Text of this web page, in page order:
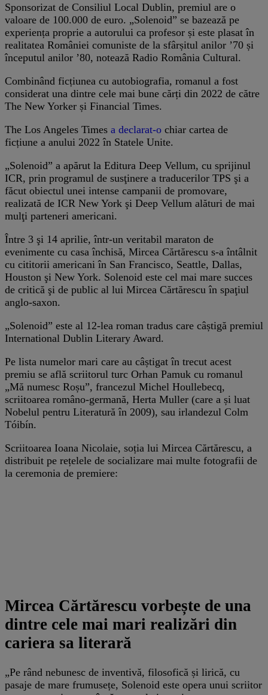
Sponsorizat de Consiliul Local Dublin, premiul are o
valoare de 100.000 de euro. „Solenoid” se bazează pe
experiența proprie a autorului ca profesor și este plasat în
realitatea României comuniste de la sfârșitul anilor ’70 și
începutul anilor ’80, notează Radio România Cultural.
Combinând ficțiunea cu autobiografia, romanul a fost
considerat una dintre cele mai bune cărți din 2022 de către
The New Yorker și Financial Times.
The Los Angeles Times a declarat-o chiar cartea de
ficțiune a anului 2022 în Statele Unite.
„Solenoid” a apărut la Editura Deep Vellum, cu sprijinul
ICR, prin programul de susţinere a traducerilor TPS şi a
făcut obiectul unei intense campanii de promovare,
realizată de ICR New York şi Deep Vellum alături de mai
mulţi parteneri americani.
Între 3 şi 14 aprilie, într-un veritabil maraton de
evenimente cu casa închisă, Mircea Cărtărescu s-a întâlnit
cu cititorii americani în San Francisco, Seattle, Dallas,
Houston şi New York. Solenoid este cel mai mare succes
de critică şi de public al lui Mircea Cărtărescu în spaţiul
anglo-saxon.
„Solenoid” este al 12-lea roman tradus care câștigă premiul
International Dublin Literary Award.
Pe lista numelor mari care au câștigat în trecut acest
premiu se află scriitorul turc Orhan Pamuk cu romanul
„Mă numesc Roșu”, francezul Michel Houllebecq,
scriitoarea româno-germană, Herta Muller (care a și luat
Nobelul pentru Literatură în 2009), sau irlandezul Colm
Tóibín.
Scriitoarea Ioana Nicolaie, soția lui Mircea Cărtărescu, a
distribuit pe rețelele de socializare mai multe fotografii de
la ceremonia de premiere:
Mircea Cărtărescu vorbește de una
dintre cele mai mari realizări din
cariera sa literară
„Pe rând nebunesc de inventivă, filosofică și lirică, cu
pasaje de mare frumusețe, Solenoid este opera unui scriitor